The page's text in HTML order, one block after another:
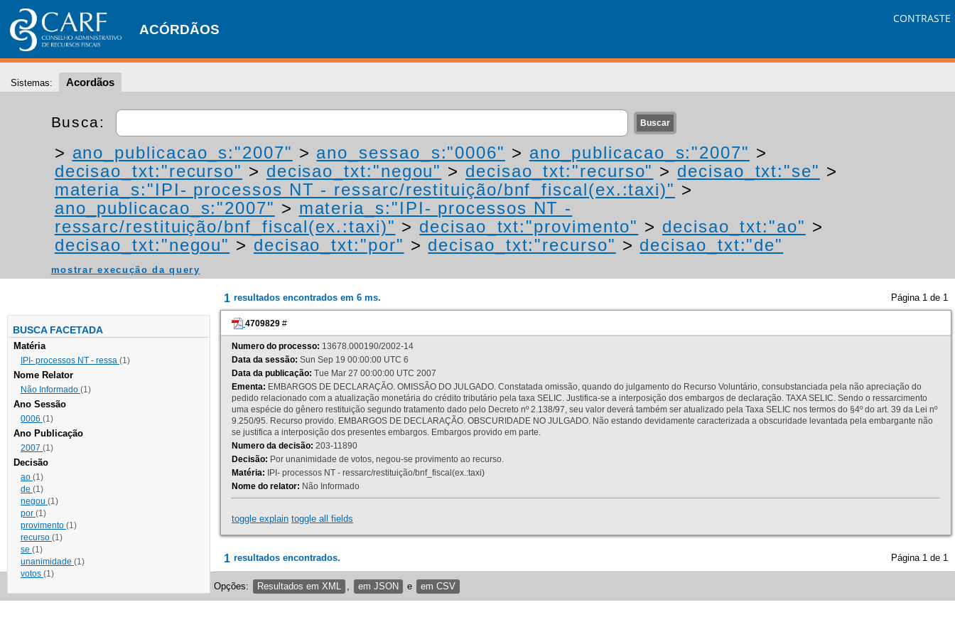
ACÓRDÃOS
CONTRASTE
Sistemas: Acordãos
Busca:
> ano_publicacao_s:"2007" > ano_sessao_s:"0006" > ano_publicacao_s:"2007" >
decisao_txt:"recurso" > decisao_txt:"negou" > decisao_txt:"recurso" > decisao_txt:"se" >
materia_s:"IPI- processos NT - ressarc/restituição/bnf_fiscal(ex.:taxi)" >
ano_publicacao_s:"2007" > materia_s:"IPI- processos NT -
ressarc/restituição/bnf_fiscal(ex.:taxi)" > decisao_txt:"provimento" > decisao_txt:"ao" >
decisao_txt:"negou" > decisao_txt:"por" > decisao_txt:"recurso" > decisao_txt:"de"
mostrar execução da query
BUSCA FACETADA
Matéria
IPI- processos NT - ressa (1)
Nome Relator
Não Informado (1)
Ano Sessão
0006 (1)
Ano Publicação
2007 (1)
Decisão
ao (1)
de (1)
negou (1)
por (1)
provimento (1)
recurso (1)
se (1)
unanimidade (1)
votos (1)
1 resultados encontrados em 6 ms. Página 1 de 1
4709829 #
Numero do processo: 13678.000190/2002-14
Data da sessão: Sun Sep 19 00:00:00 UTC 6
Data da publicação: Tue Mar 27 00:00:00 UTC 2007
Ementa: EMBARGOS DE DECLARAÇÃO. OMISSÃO DO JULGADO. Constatada omissão, quando do julgamento do Recurso Voluntário, consubstanciada pela não apreciação do
pedido relacionado com a atualização monetária do crédito tributário pela taxa SELIC. Justifica-se a interposição dos embargos de declaração. TAXA SELIC. Sendo o ressarcimento
uma espécie do gênero restituição segundo tratamento dado pelo Decreto nº 2.138/97, seu valor deverá também ser atualizado pela Taxa SELIC nos termos do §4º do art. 39 da Lei nº
9.250/95. Recurso provido. EMBARGOS DE DECLARAÇÃO. OBSCURIDADE NO JULGADO. Não estando devidamente caracterizada a obscuridade levantada pela embargante não
se justifica a interposição dos presentes embargos. Embargos provido em parte.
Numero da decisão: 203-11890
Decisão: Por unanimidade de votos, negou-se provimento ao recurso.
Matéria: IPI- processos NT - ressarc/restituição/bnf_fiscal(ex.:taxi)
Nome do relator: Não Informado
toggle explain toggle all fields
1 resultados encontrados. Página 1 de 1
Opções: Resultados em XML em JSON e em CSV